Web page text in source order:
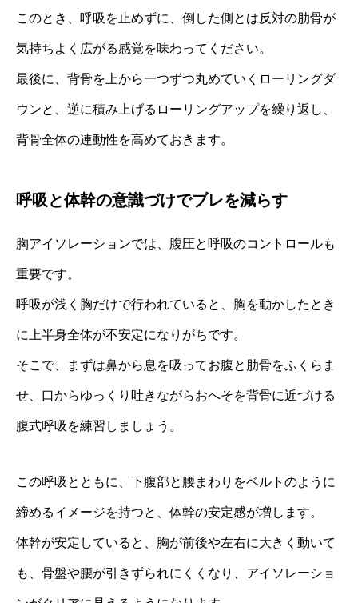
このとき、呼吸を止めずに、倒した側とは反対の肋骨が
気持ちよく広がる感覚を味わってください。
最後に、背骨を上から一つずつ丸めていくローリングダ
ウンと、逆に積み上げるローリングアップを繰り返し、
背骨全体の連動性を高めておきます。
呼吸と体幹の意識づけでブレを減らす
胸アイソレーションでは、腹圧と呼吸のコントロールも
重要です。
呼吸が浅く胸だけで行われていると、胸を動かしたとき
に上半身全体が不安定になりがちです。
そこで、まずは鼻から息を吸ってお腹と肋骨をふくらま
せ、口からゆっくり吐きながらおへそを背骨に近づける
腹式呼吸を練習しましょう。
この呼吸とともに、下腹部と腰まわりをベルトのように
締めるイメージを持つと、体幹の安定感が増します。
体幹が安定していると、胸が前後や左右に大きく動いて
も、骨盤や腰が引きずられにくくなり、アイソレーショ